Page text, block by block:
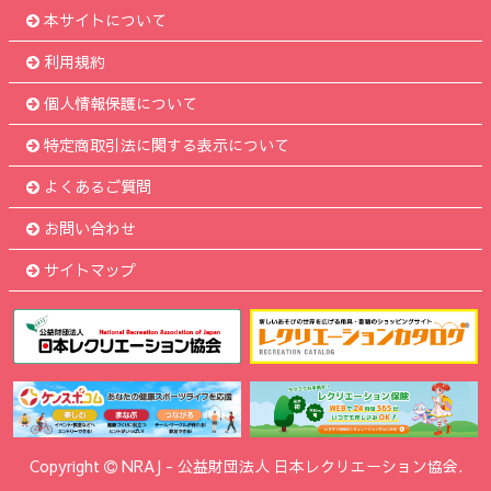
本サイトについて
利用規約
個人情報保護について
特定商取引法に関する表示について
よくあるご質問
お問い合わせ
サイトマップ
Copyright NRAJ - 公益財団法人 日本レクリエーション協会.